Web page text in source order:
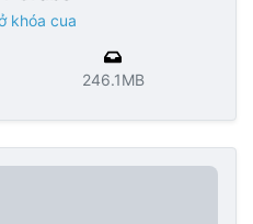
khóa cua
246.1MB